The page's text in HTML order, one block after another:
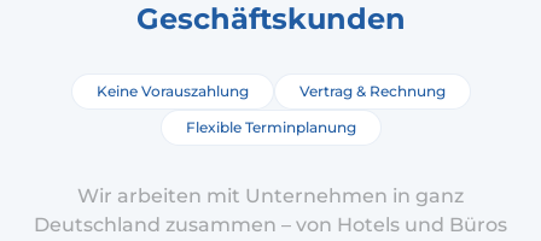
Geschäftskunden
Keine Vorauszahlung
Vertrag & Rechnung
Flexible Terminplanung
Wir arbeiten mit Unternehmen in ganz
Deutschland zusammen – von Hotels und Büros